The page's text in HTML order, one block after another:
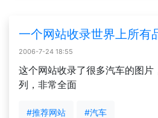
一个网站收录世界上所有
2006-7-24 18:55
这个网站收录了很多汽车的图片
列，非常全面
#推荐网站 #汽车